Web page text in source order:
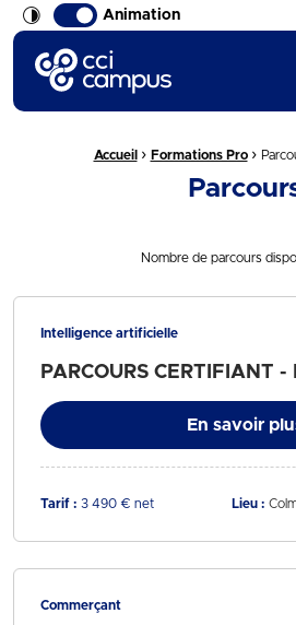
Animation
CCI Campus La formation qui vous ressemble
Accueil › Formations Pro ›
Nombre de parcours
Intelligence artificielle
PARCOURS CERTIFIANT
En savoir
Tarif : 3 490 € net Lieu :
Commerçant